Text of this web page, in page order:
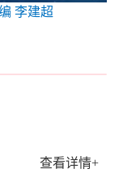
李建超
查看详情+